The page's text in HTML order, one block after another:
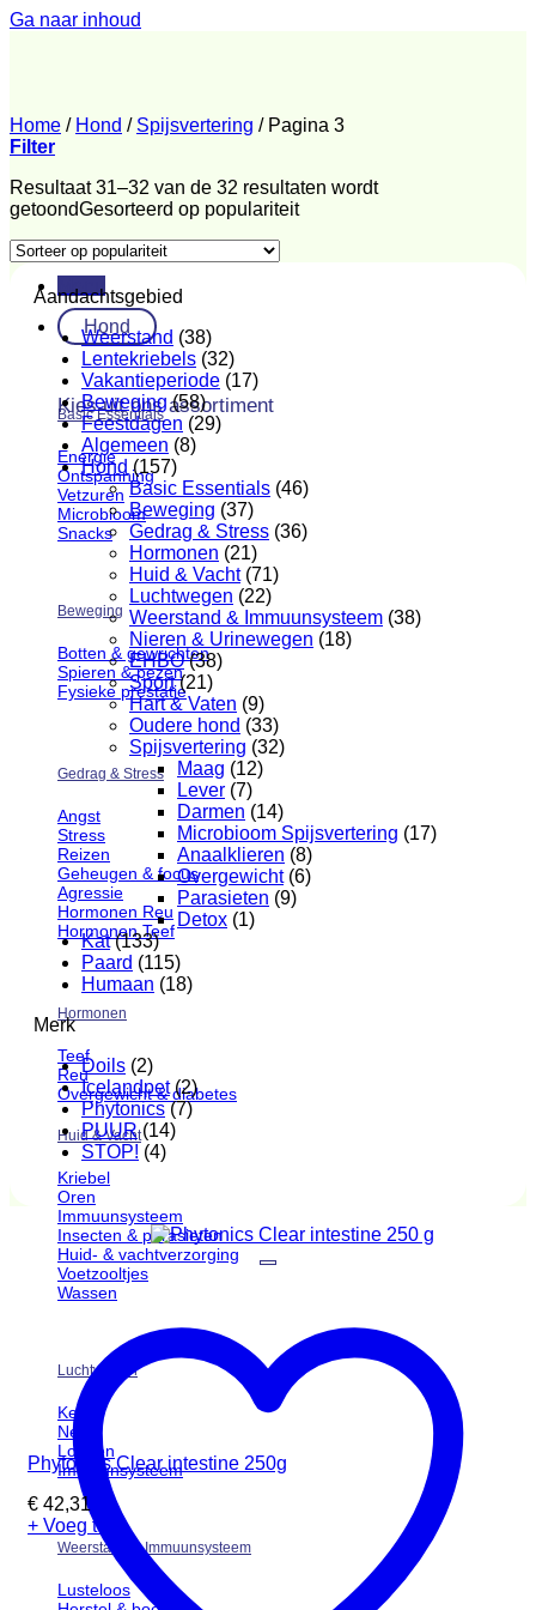
Ga naar inhoud
Menu
Hond
Kies uit ons assortiment
Basic Essentials
Energie
Ontspanning
Vetzuren
Microbioom
Snacks
Beweging
Botten & gewrichten
Spieren & pezen
Fysieke prestatie
Gedrag & Stress
Angst
Stress
Reizen
Geheugen & focus
Agressie
Hormonen Reu
Hormonen Teef
Hormonen
Teef
Reu
Overgewicht & diabetes
Huid & Vacht
Kriebel
Oren
Immuunsysteem
Insecten & parasieten
Huid- & vachtverzorging
Voetzooltjes
Wassen
Luchtwegen
Keel
Neus
Longen
Immuunsysteem
Weerstand & Immuunsysteem
Lusteloos
Home / Hond / Spijsvertering /Pagina 3
Filter
Resultaat 31–32 van de 32 resultaten wordt
getoondGesorteerd op populariteit
Aandachtsgebied
Weerstand (38)
Lentekriebels (32)
Vakantieperiode (17)
Beweging (58)
Feestdagen (29)
Algemeen (8)
Hond (157)
Basic Essentials (46)
Beweging (37)
Gedrag & Stress (36)
Hormonen (21)
Huid & Vacht (71)
Luchtwegen (22)
Weerstand & Immuunsysteem (38)
Nieren & Urinewegen (18)
EHBO (38)
Sport (21)
Hart & Vaten (9)
Oudere hond (33)
Spijsvertering (32)
Maag (12)
Lever (7)
Darmen (14)
Microbioom Spijsvertering (17)
Anaalklieren (8)
Overgewicht (6)
Parasieten (9)
Detox (1)
Kat (133)
Paard (115)
Humaan (18)
Merk
Doils (2)
Icelandpet (2)
Phytonics (7)
PUUR (14)
STOP! (4)
Phytonics Clear intestine 250g
€ 42,31
+ Voeg toe